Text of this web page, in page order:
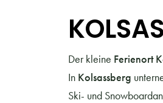
Der kleine Ferienort
In Kolsassberg
Ski- und